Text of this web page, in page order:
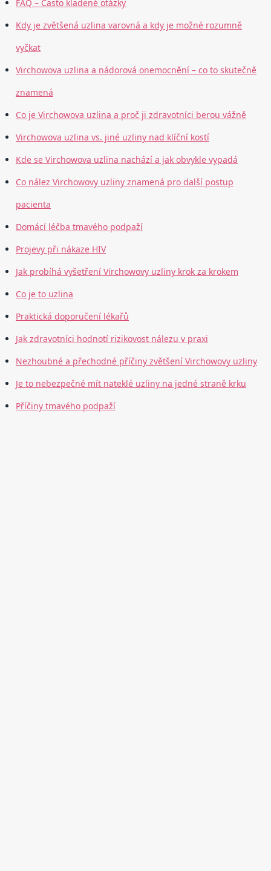
FAQ – Často kladené otázky
Kdy je zvětšená uzlina varovná a kdy je možné rozumně
vyčkat
Virchowova uzlina a nádorová onemocnění – co to skutečně
znamená
Co je Virchowova uzlina a proč ji zdravotníci berou vážně
Virchowova uzlina vs. jiné uzliny nad klíční kostí
Kde se Virchowova uzlina nachází a jak obvykle vypadá
Co nález Virchowovy uzliny znamená pro další postup
pacienta
Domácí léčba tmavého podpaží
Projevy při nákaze HIV
Jak probíhá vyšetření Virchowovy uzliny krok za krokem
Co je to uzlina
Praktická doporučení lékařů
Jak zdravotníci hodnotí rizikovost nálezu v praxi
Nezhoubné a přechodné příčiny zvětšení Virchowovy uzliny
Je to nebezpečné mít nateklé uzliny na jedné straně krku
Příčiny tmavého podpaží